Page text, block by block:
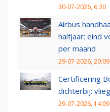
30-07-2026, 6:30
Airbus
halfjaar: eind
per maand
29-07-2026, 20:09
Certificering
dichterbij:
29-07-2026, 14:09